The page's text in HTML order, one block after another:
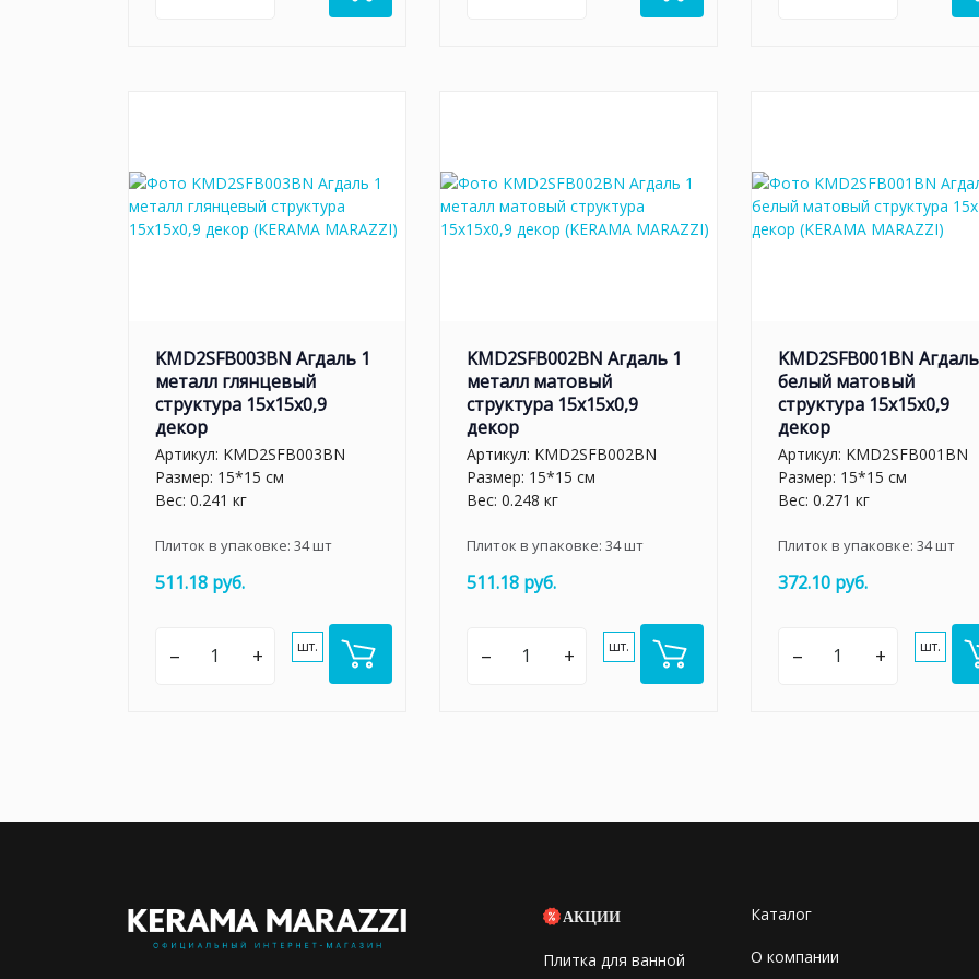
KMD2SFB003BN Агдаль 1
металл глянцевый
структура 15x15x0,9
декор
Артикул: KMD2SFB003BN
Размер: 15*15 см
Вес: 0.241 кг
Плиток в упаковке: 34шт
511.18 руб.
– + шт.
KMD2SFB002BN Агдаль 1
металл матовый
структура 15x15x0,9
декор
Артикул: KMD2SFB002BN
Размер: 15*15 см
Вес: 0.248 кг
Плиток в упаковке: 34шт
511.18 руб.
– + шт.
KMD2SFB001BN
белый матовый
структура 15x15x0,9
декор
Артикул: KMD2SFB001BN
Размер: 15*15 см
Вес: 0.271 кг
Плиток в упаковке: 34шт
372.10 руб.
– + шт.
АКЦИИ
Плитка для ванной
Каталог
О компании